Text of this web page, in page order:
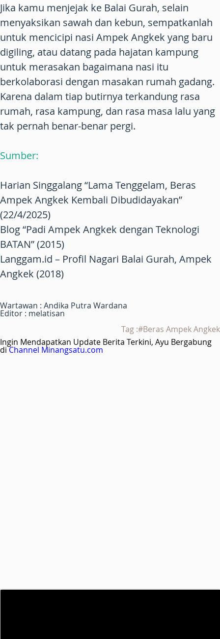
Jika kamu menjejak ke Balai Gurah, selain
menyaksikan sawah dan kebun, sempatkanlah
untuk mencicipi nasi Ampek Angkek yang baru
digiling, atau datang pada hajatan kampung
untuk merasakan bagaimana nasi itu
berkolaborasi dengan masakan rumah gadang.
Karena dalam tiap butirnya terkandung rasa
rumah, rasa kampung, dan rasa masa lalu yang
tak pernah benar-benar pergi.
Sumber:
Harian Singgalang “Lama Tenggelam, Beras
Ampek Angkek Kembali Dibudidayakan”
(22/4/2025)
Blog “Padi Ampek Angkek dengan Teknologi
BATAN” (2015)
Langgam.id – Profil Nagari Balai Gurah, Ampek
Angkek (2018)
Wartawan : Andika Putra Wardana
Editor : melatisan
Tag :#Beras Ampek Angkek
Ingin Mendapatkan Update Berita Terkini, Ayu Bergabung
diChannel Minangsatu.com